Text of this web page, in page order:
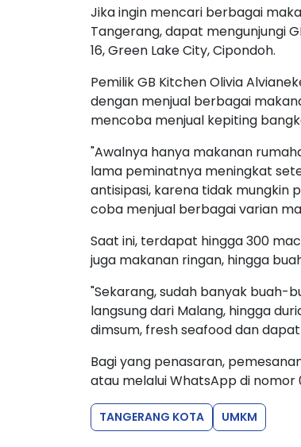
Jika ingin mencari berbagai
Tangerang, dapat mengunjungi
16, Green Lake City, Cipondoh.
Pemilik GB Kitchen Olivia
dengan menjual berbagai
mencoba menjual kepiting
"Awalnya hanya makanan
lama peminatnya meningkat
antisipasi, karena tidak mungkin
coba menjual berbagai varian
Saat ini, terdapat hingga 300
juga makanan ringan, hingga
"Sekarang, sudah banyak buah-
langsung dari Malang, hingga
dimsum, fresh seafood dan
Bagi yang penasaran,
atau melalui WhatsApp di
TANGERANG KOTA UMKM